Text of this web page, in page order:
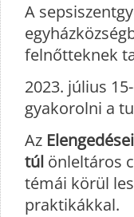
A
felnőtteknek
2023. július
gyakorolni a
Az
túl önleltáros
témái körül
praktikákkal.